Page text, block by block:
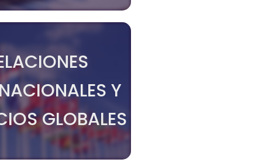
Y
GLOBALES